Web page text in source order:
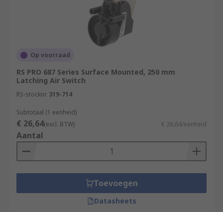
Op voorraad
RS PRO 687 Series Surface Mounted, 250 mm
Latching Air Switch
RS-stocknr. 319-714
Subtotaal (1 eenheid)
€ 26,64(excl. BTW) € 26,64/eenheid
Aantal
Toevoegen
Datasheets